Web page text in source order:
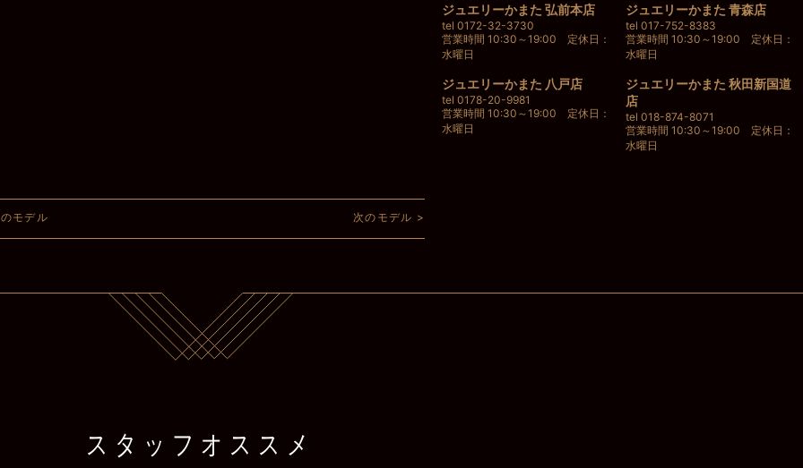
ジュエリーかまた 弘前本店
tel 0172-32-3730
営業時間 10:30～19:00 定休日：
水曜日
ジュエリーかまた 青森店
tel 017-752-8383
営業時間 10:30～19:00 定休日：
水曜日
ジュエリーかまた 八戸店
tel 0178-20-9981
営業時間 10:30～19:00 定休日：
水曜日
ジュエリーかまた 秋田新国道
店
tel 018-874-8071
営業時間 10:30～19:00 定休日：
水曜日
モデル 次のモデル >
スタッフオススメ